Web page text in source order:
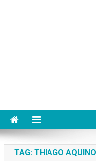
TAG: THIAGO AQUINO